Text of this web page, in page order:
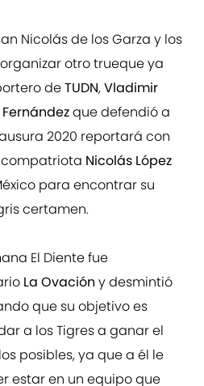
Nicolás de los Garza y los
otro trueque ya
deTUDN,Vladimir
Fernándezque defendió a
2020 reportará con
compatriota Nicolás López
para encontrar su
certamen.
El Diente fue
La Ovación y desmintió
que su objetivo es
a los Tigres a ganar el
posibles, ya que a él le
estar en un equipo que